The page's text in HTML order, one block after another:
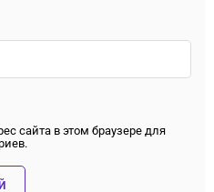
сайта в этом браузере для